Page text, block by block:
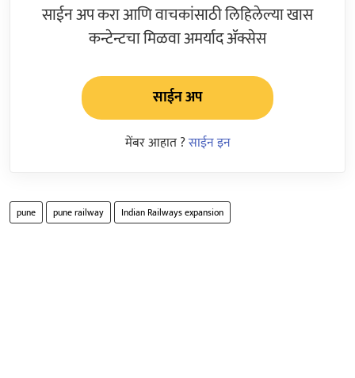
साईन अप करा आणि वाचकांसाठी लिहिलेल्या खास
कन्टेन्टचा मिळवा अमर्याद ॲक्सेस
साईन अप
मेंबर आहात ?साईन इन
pune pune railway Indian Railways expansion